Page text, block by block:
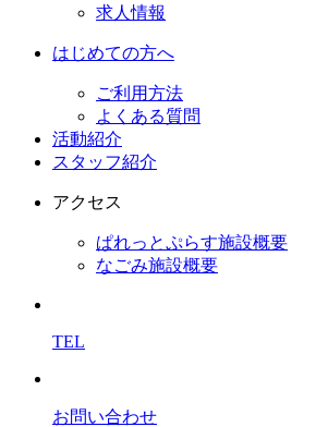
求人情報
はじめての方へ
ご利用方法
よくある質問
活動紹介
スタッフ紹介
アクセス
ぱれっとぷらす施設概要
なごみ施設概要
TEL
お問い合わせ